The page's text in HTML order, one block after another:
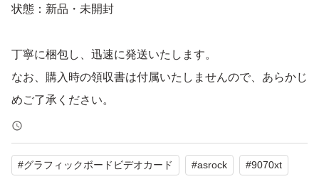
状態：新品・未開封
丁寧に梱包し、迅速に発送いたします。
なお、購入時の領収書は付属いたしませんので、あらかじ
めご了承ください。
ご不明な点がございましたら、お気軽にご質問ください。
よろしくお願いいたします。
#グラフィックボードビデオカード #asrock #9070xt